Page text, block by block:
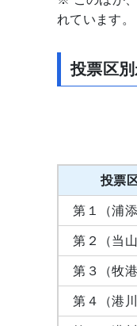
れています。
投票区
投票
第１（浦添
第２（当山
第３（牧港
第４（港川